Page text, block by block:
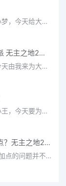
大家好，我是游戏博主小梦，今天给大家带来的是梦幻西游武器一览表。作为一款经典的国产MMORPG游戏，梦幻西游拥有
无主之地2机械术士流派 无主之地2机械术士加点
各位老铁们，大家好，今天由我来为大家分享无主之地2机械术士流派，以及无主之地2机械术士加点的相关问题知识，希望
大家好，我是游戏博主小王，今天要为大家介绍的是备受玩家关注的梦幻西游模拟器加点器。作为一款经典的仙侠类游
无主之地2机械术士加点？无主之地2机械术士加点顺序
其实无主之地2机械术士加点的问题并不复杂，但是又很多的朋友都不太了解无主之地2机械术士加点顺序，因此呢，今天